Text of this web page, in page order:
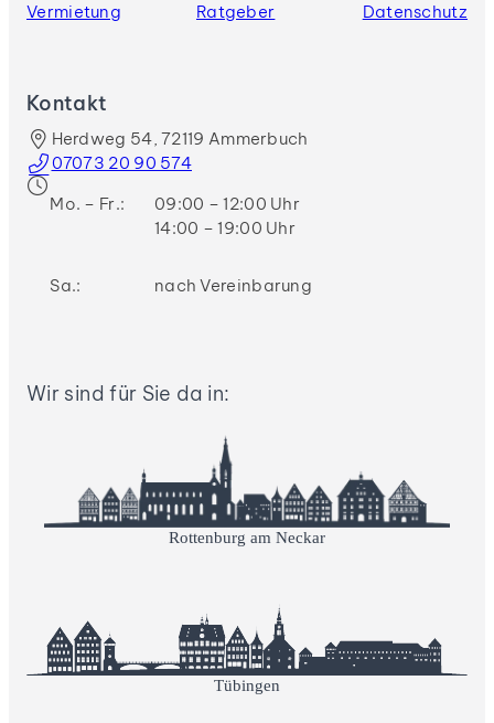
Vermietung
Ratgeber
Datenschutz
Kontakt
Herdweg 54, 72119 Ammerbuch
07073 20 90 574
Mo. – Fr.:
09:00 – 12:00 Uhr
14:00 – 19:00 Uhr
Sa.: nach Vereinbarung
Wir sind für Sie da in:
Rottenburg am Neckar
Tübingen